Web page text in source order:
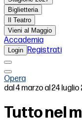
Biglietteria
Il Teatro
Vieni al Maggio
Accademia
Login Registrati
Opera
dal 4 marzo al 24
Tutto nel